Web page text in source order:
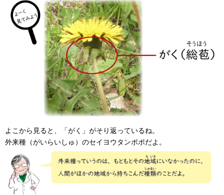
よこから見ると、「がく」がそり返っているね。
外来種（がいらいしゅ）のセイヨウタンポポだよ。